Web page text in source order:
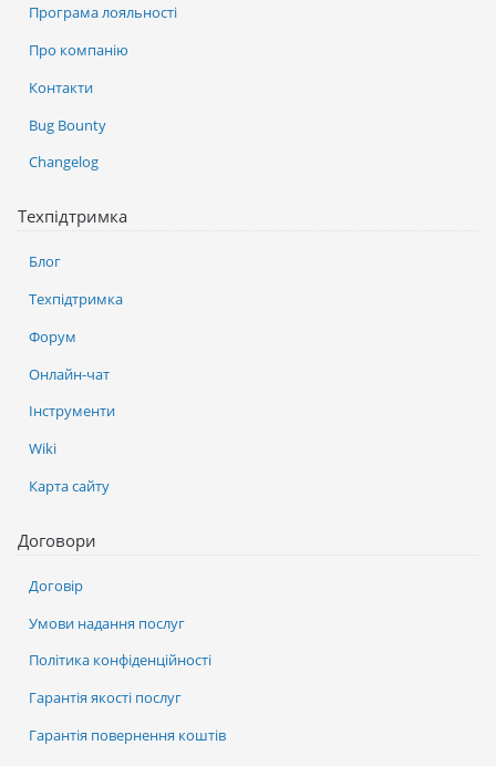
Програма лояльності
Про компанію
Контакти
Bug Bounty
Changelog
Техпідтримка
Блог
Техпідтримка
Форум
Онлайн-чат
Інструменти
Wiki
Карта сайту
Договори
Договір
Умови надання послуг
Політика конфіденційності
Гарантія якості послуг
Гарантія повернення коштів